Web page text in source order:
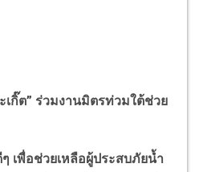
เกิ๊ต” ร่วมงานมิตรท่วมใต้ช่วย
พื่อช่วยเหลือผู้ประสบภัยน้ำ